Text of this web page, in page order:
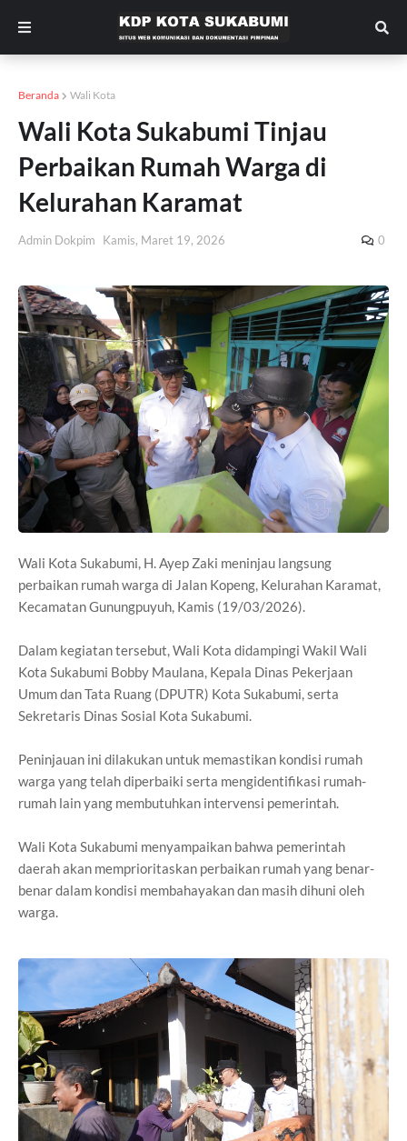
Beranda Wali Kota
Wali Kota Sukabumi Tinjau
Perbaikan Rumah Warga di
Kelurahan Karamat
Admin Dokpim Kamis, Maret 19, 2026 0
Wali Kota Sukabumi, H. Ayep Zaki meninjau langsung
perbaikan rumah warga di Jalan Kopeng, Kelurahan Karamat,
Kecamatan Gunungpuyuh, Kamis (19/03/2026).
Dalam kegiatan tersebut, Wali Kota didampingi Wakil Wali
Kota Sukabumi Bobby Maulana, Kepala Dinas Pekerjaan
Umum dan Tata Ruang (DPUTR) Kota Sukabumi, serta
Sekretaris Dinas Sosial Kota Sukabumi.
Peninjauan ini dilakukan untuk memastikan kondisi rumah
warga yang telah diperbaiki serta mengidentifikasi rumah-
rumah lain yang membutuhkan intervensi pemerintah.
Wali Kota Sukabumi menyampaikan bahwa pemerintah
daerah akan memprioritaskan perbaikan rumah yang benar-
benar dalam kondisi membahayakan dan masih dihuni oleh
warga.